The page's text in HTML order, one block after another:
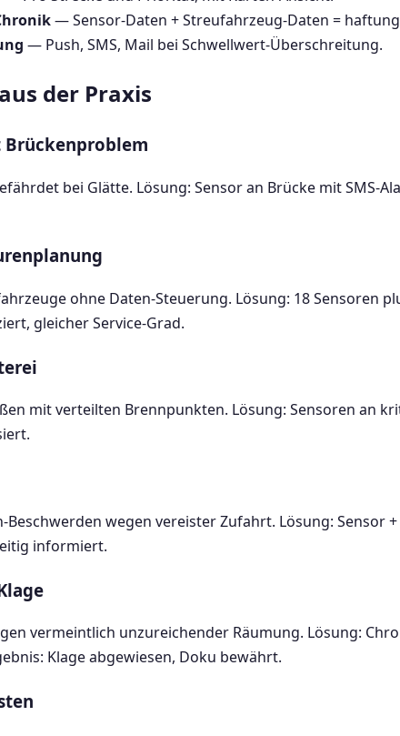
— Sensor-Daten + Streufahrzeug-Daten =
— Push, SMS, Mail bei Schwellwert-Überschreitung.
der Praxis
Brückenproblem
bei Glätte. Lösung: Sensor an Brücke mit SMS-
ohne Daten-Steuerung. Lösung: 18 Sensoren
gleicher Service-Grad.
mit verteilten Brennpunkten. Lösung: Sensoren an
wegen vereister Zufahrt. Lösung: Sensor
informiert.
vermeintlich unzureichender Räumung. Lösung:
Klage abgewiesen, Doku bewährt.